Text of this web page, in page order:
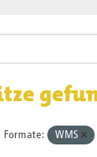
Formate: WMS